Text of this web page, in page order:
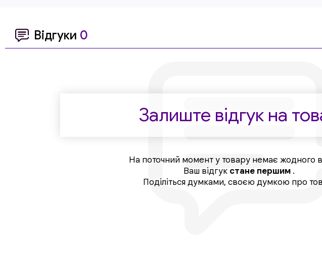
Відгуки 0
Залиште відгук на
На поточний момент у товару немає жодного
Ваш відгук стане першим .
Поділіться думками, своєю думкою про